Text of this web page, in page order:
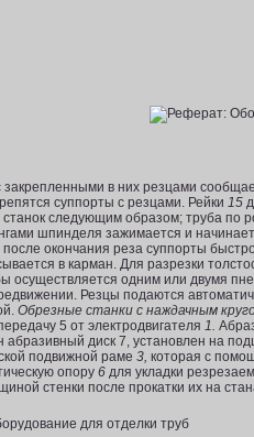
в них резцами
суппорты с резцами. Рейки 15
станок следующим образом; труба по
шпинделя зажимается и
окончания реза суппорты
в карман. Для разрезки
осуществляется одним или двумя
Резцы подаются
Обрезные станки с наждачным
5 от электро­двигателя 1.
абра­зивный диск 7, установлен на
подвижной раме 3, которая с
опору 6 для укладки
стенки после прокатки их на